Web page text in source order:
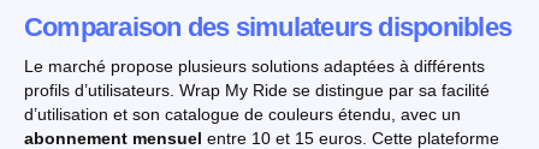
Comparaison des simulateurs disponibles
Le marché propose plusieurs solutions adaptées à différents
profils d’utilisateurs. Wrap My Ride se distingue par sa facilité
d’utilisation et son catalogue de couleurs étendu, avec un
abonnement mensuel entre 10 et 15 euros. Cette plateforme